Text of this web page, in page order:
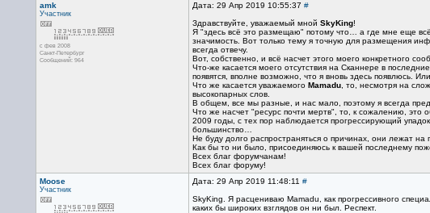
amk
Участник
с фев 2008
Санкт-Петербург
Сообщений: 964
Дата: 29 Апр 2019 10:55:37 #
Здравствуйте, уважаемый мной SkyKing!
Я "здесь всё это размещаю" потому что… а где мне еще
значимость. Вот только тему я точную для размещения
всегда отвечу.
Вот, собственно, и всё насчет этого моего конкретного
Что-же касается моего отсутствия на Сканнере в
появятся, вполне возможно, что я вновь здесь появлюсь.
Что же касается уважаемого Mamadu, то, несмотря на
высокопарных слов.
В общем, все мы разные, и нас мало, поэтому я всегда
Что же насчет "ресурс почти мертв", то, к сожалению,
2009 годы, с тех пор наблюдается прогрессирующий
большинство…
Не буду долго распространяться о причинах, они лежат
Как бы то ни было, присоединяюсь к вашей последнему
Всех благ форумчанам!
Всех благ форуму!
Moose
Участник
Дата: 29 Апр 2019 11:48:11 #
SkyKing. Я расцениваю Mamadu, как прогрессивного
каких бы широких взглядов он ни был. Респект.